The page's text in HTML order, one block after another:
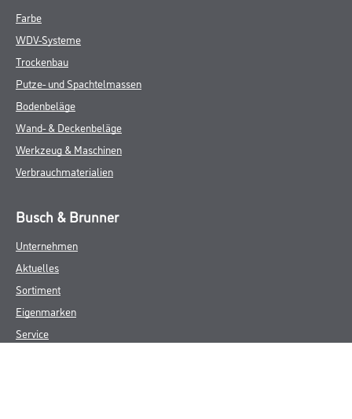
Farbe
WDV-Systeme
Trockenbau
Putze- und Spachtelmassen
Bodenbeläge
Wand- & Deckenbeläge
Werkzeug & Maschinen
Verbrauchmaterialien
Busch & Brunner
Unternehmen
Aktuelles
Sortiment
Eigenmarken
Service